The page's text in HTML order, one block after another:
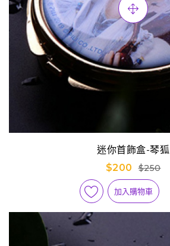
迷你首飾盒-琴狐
$200
$250
加入購物車